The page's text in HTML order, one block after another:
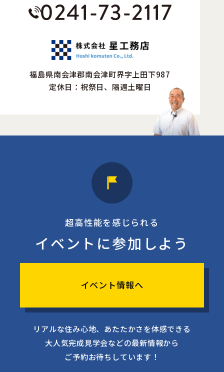
福島県南会津郡南会津町界字上田下987
定休日：祝祭日、隔週土曜日
超高性能を感じられる
イベントに参加しよう
イベント情報へ
リアルな住み心地、あたたかさを体感できる
大人気完成見学会などの最新情報から
ご予約お待ちしています！